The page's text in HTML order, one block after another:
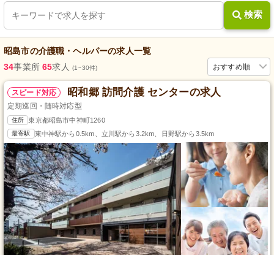
検索
昭島市の介護職・ヘルパーの求人一覧
おすすめ順
34事業所 65求人 (1~30件)
スピード対応 昭和郷 訪問介護 センターの求人
定期巡回・随時対応型
住所 東京都昭島市中神町1260
最寄駅 東中神駅から0.5km、立川駅から3.2km、日野駅から3.5km